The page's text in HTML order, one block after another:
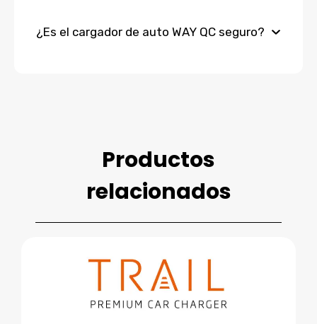
¿Es el cargador de auto WAY QC seguro?
Productos
relacionados